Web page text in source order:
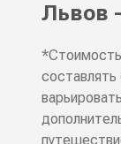
Львов